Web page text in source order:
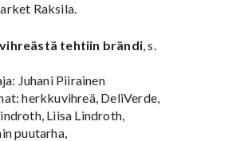
Raksila.
tehtiin brändi, s.
Juhani Piirainen
herkkuvihreä, DeliVerde,
Liisa Lindroth,
puutarha,